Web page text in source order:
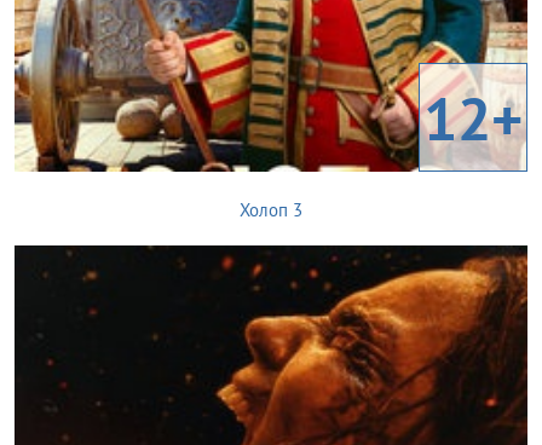
12+
Холоп 3